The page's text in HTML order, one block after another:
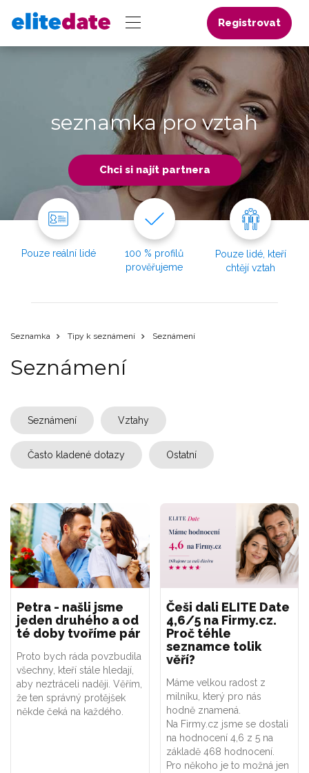
Registrovat
seznamka pro vztah
Chci si najít partnera
Pouze reální lidé
100 % profilů
prověřujeme
Pouze lidé, kteří
chtějí vztah
Seznamka Tipy k seznámení Seznámení
Seznámení
Seznámení Vztahy
Často kladené dotazy Ostatní
Petra - našli jsme
jeden druhého a od
té doby tvoříme pár
Proto bych ráda povzbudila
všechny, kteří stále hledají,
aby neztráceli naději. Věřím,
že ten správný protějšek
někde čeká na každého.
Češi dali ELITE Date
4,6/5 na Firmy.cz.
Proč téhle
seznamce tolik
věří?
Máme velkou radost z
milníku, který pro nás
hodně znamená.
Na Firmy.cz jsme se dostali
na hodnocení 4,6 z 5 na
základě 468 hodnocení.
Pro někoho je to možná jen